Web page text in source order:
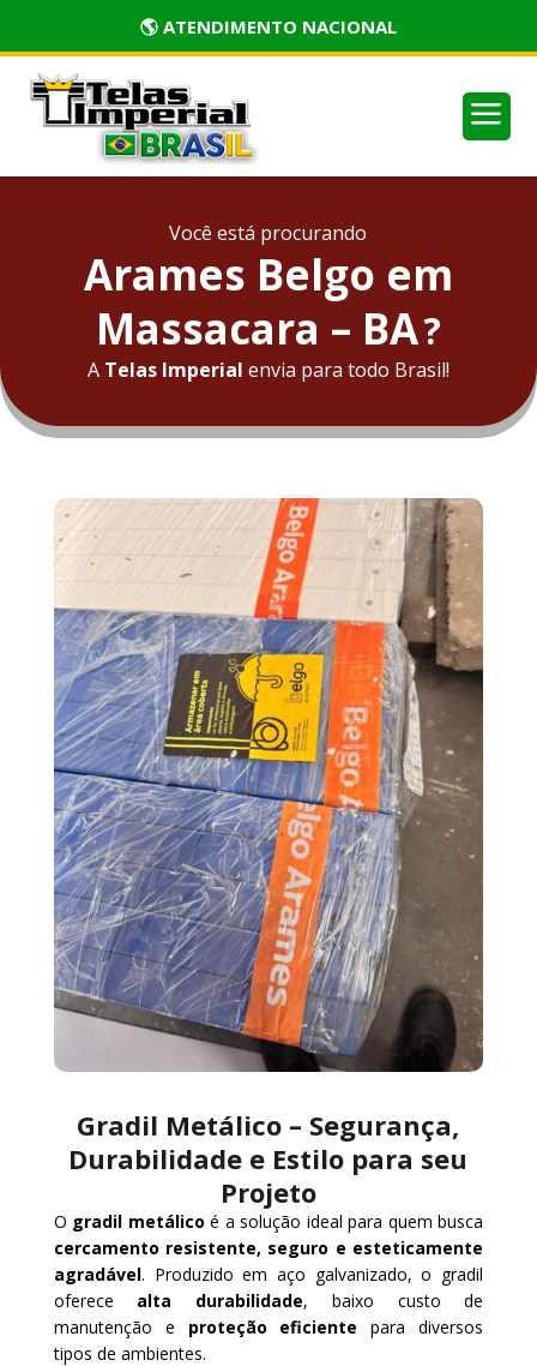
🏅 PRODUTOS CERTIFICADOS
a
Você está procurando
Arames Belgo em
Massacara – BA?
A Telas Imperial envia para todo Brasil!
Gradil Metálico – Segurança,
Durabilidade e Estilo para seu
Projeto
O gradil metálico é a solução ideal para quem busca
cercamento resistente, seguro e esteticamente
agradável. Produzido em aço galvanizado, o gradil
oferece alta durabilidade, baixo custo de
manutenção e proteção eficiente para diversos
tipos de ambientes.